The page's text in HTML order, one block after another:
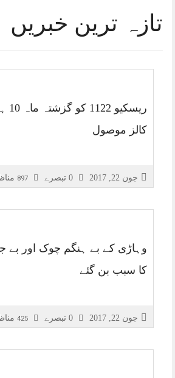
تازہ ترین خبریں
کالز موصول
جون 22, 2017 897
وہاڑی کے بے ہنگم چوک اور بے
کا سبب بن گئے
جون 22, 2017 425